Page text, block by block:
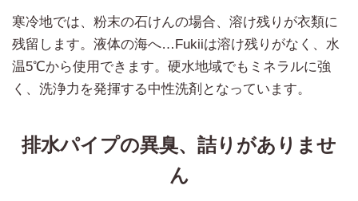
寒冷地では、粉末の石けんの場合、溶け残りが衣類に
残留します。液体の海へ…Fukiiは溶け残りがなく、水
温5℃から使用できます。硬水地域でもミネラルに強
く、洗浄力を発揮する中性洗剤となっています。
排水パイプの異臭、詰りがありませ
ん